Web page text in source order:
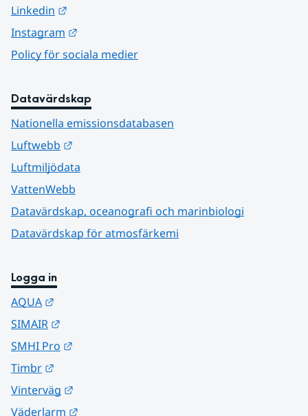
Linkedin
Instagram
Policy för sociala medier
Datavärdskap
Nationella emissionsdatabasen
Luftwebb
Luftmiljödata
VattenWebb
Datavärdskap, oceanografi och marinbiologi
Datavärdskap för atmosfärkemi
Logga in
AQUA
SIMAIR
SMHI Pro
Timbr
Vinterväg
Väderlarm